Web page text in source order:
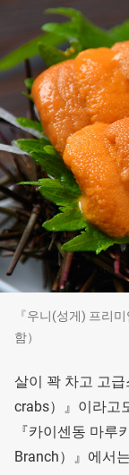
『우니(성게) 프리
함）
살이 꽉 차고 고
crabs）』이라고
『카이센동 마루
Branch）』에서